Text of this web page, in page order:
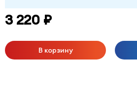
3 220 ₽
В корзину